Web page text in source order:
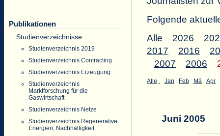
Publikationen
Studienverzeichnisse
Studienverzeichnis 2019
Studienverzeichnis Contracting
Studienverzeichnis Erzeugung
Studienverzeichnis
Marktforschung für die
Gaswirtschaft
Studienverzeichnis Netze
Studienverzeichnis Regenerative
Energien, Nachhaltigkeit
Folgende
Alle
2026
2017
2016
2007
2006
Alle Jan Feb Mä Apr
Juni 2005